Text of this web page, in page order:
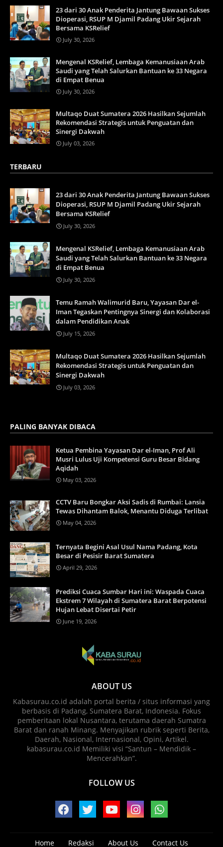
23 dari 30 Anak Penderita Jantung Bawaan Sukses
Dioperasi, RSUP M Djamil Padang Ukir Sejarah
Bersama KSRelief
July 30, 2026
Mengenal KSRelief, Lembaga Kemanusiaan Arab
Saudi yang Telah Salurkan Bantuan ke 33 Negara
di Empat Benua
July 30, 2026
Multaqo Duat Sumatera 2026 Hasilkan Sejumlah
Rekomendasi Strategis untuk Penguatan dan
Sinergi Dakwah
July 03, 2026
TERBARU
23 dari 30 Anak Penderita Jantung Bawaan Sukses
Dioperasi, RSUP M Djamil Padang Ukir Sejarah
Bersama KSRelief
July 30, 2026
Mengenal KSRelief, Lembaga Kemanusiaan Arab
Saudi yang Telah Salurkan Bantuan ke 33 Negara
di Empat Benua
July 30, 2026
Temu Ramah Walimurid Baru, Yayasan Dar el-
Iman Tegaskan Pentingnya Sinergi dan Kolaborasi
dalam Pendidikan Anak
July 15, 2026
Multaqo Duat Sumatera 2026 Hasilkan Sejumlah
Rekomendasi Strategis untuk Penguatan dan
Sinergi Dakwah
July 03, 2026
PALING BANYAK DIBACA
Ketua Pembina Yayasan Dar el-Iman, Prof Ali
Musri Lulus Uji Kompetensi Guru Besar Bidang
Aqidah
May 03, 2026
CCTV Baru Bongkar Aksi Sadis di Rumbai: Lansia
Tewas Dihantam Balok, Menantu Diduga Terlibat
May 04, 2026
Ternyata Begini Asal Usul Nama Padang, Kota
Besar di Pesisir Barat Sumatera
April 29, 2026
Prediksi Cuaca Sumbar Hari ini: Waspada Cuaca
Ekstrem 7 Wilayah di Sumatera Barat Berpotensi
Hujan Lebat Disertai Petir
June 19, 2026
ABOUT US
Kabasurau.co.id adalah portal berita / situs informasi yang
berbasis di Padang, Sumatera Barat, Indonesia. Fokus
pemberitaan lokal Nusantara, terutama daerah Sumatra
Barat dan ranah Minang. Menyajikan rubrik seperti Berita,
Daerah, Nasional, Internasional, Opini, Artikel.
kabasurau.co.id Memiliki visi “Santun – Mendidik –
Mencerahkan”.
FOLLOW US
Home Redaksi About Us Contact Us